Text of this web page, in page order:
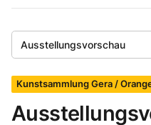
Ausstellungsvorschau
Kunstsammlung Gera /